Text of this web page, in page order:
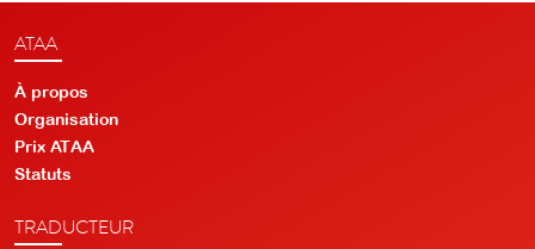
ATAA
À propos
Organisation
Prix ATAA
Statuts
TRADUCTEUR